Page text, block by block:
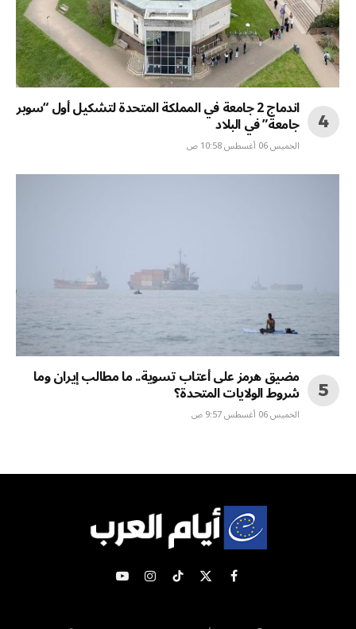
اندماج 2 جامعة في المملكة المتحدة لتشكيل أول “سوبر
جامعة” في البلاد
الخميس 06 أغسطس 10:58 ص
مضيق هرمز على أعتاب تسوية.. ما مطالب إيران وما
شروط الولايات المتحدة؟
الخميس 06 أغسطس 9:57 ص
فيسبوك
X تيكتوكالانستغراميوتيوب